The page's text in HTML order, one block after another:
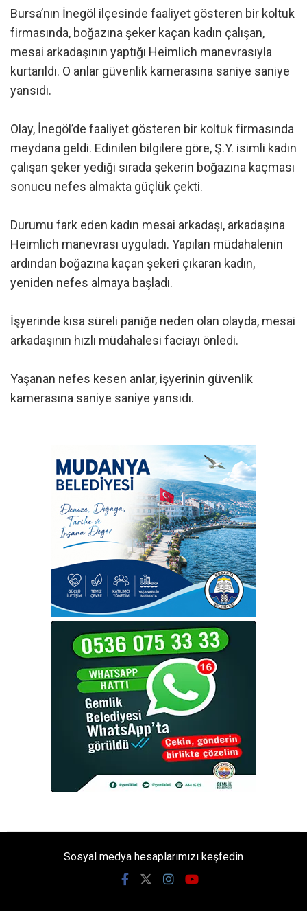
Bursa’nın İnegöl ilçesinde faaliyet gösteren bir koltuk
firmasında, boğazına şeker kaçan kadın çalışan,
mesai arkadaşının yaptığı Heimlich manevrasıyla
kurtarıldı. O anlar güvenlik kamerasına saniye saniye
yansıdı.
Olay, İnegöl’de faaliyet gösteren bir koltuk firmasında
meydana geldi. Edinilen bilgilere göre, Ş.Y. isimli kadın
çalışan şeker yediği sırada şekerin boğazına kaçması
sonucu nefes almakta güçlük çekti.
Durumu fark eden kadın mesai arkadaşı, arkadaşına
Heimlich manevrası uyguladı. Yapılan müdahalenin
ardından boğazına kaçan şekeri çıkaran kadın,
yeniden nefes almaya başladı.
İşyerinde kısa süreli paniğe neden olan olayda, mesai
arkadaşının hızlı müdahalesi faciayı önledi.
Yaşanan nefes kesen anlar, işyerinin güvenlik
kamerasına saniye saniye yansıdı.
Sosyal medya hesaplarımızı keşfedin